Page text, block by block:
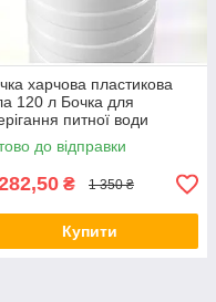
харчова пластикова
120 л Бочка для
питної води
бочка для
до відправки
₴ 1 350 ₴
Купити